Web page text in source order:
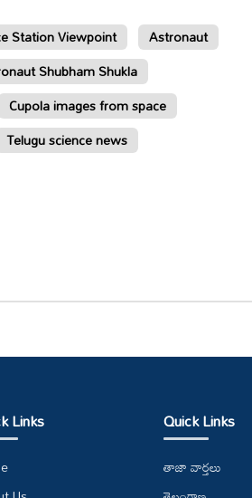
Station Viewpoint
Astronaut
Shubham Shukla
Cupola images from space
Telugu science news
Links Quick Links
తాజా వార్తలు